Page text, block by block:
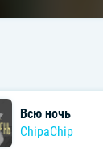
Всю ночь
ChipaChip